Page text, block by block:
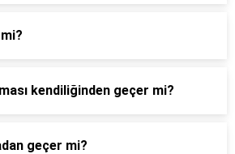
kendiliğinden geçer mi?
geçer mi?